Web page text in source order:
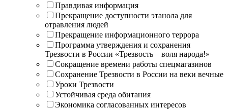
Правдивая информация
Прекращение доступности этанола для
отравления людей
Прекращение информационного террора
Программа утверждения и сохранения
Трезвости в России «Трезвость – воля народа!»
Сокращение времени работы спецмагазинов
Сохранение Трезвости в России на веки вечные
Уроки Трезвости
Устойчивая среда обитания
Экономика согласованных интересов